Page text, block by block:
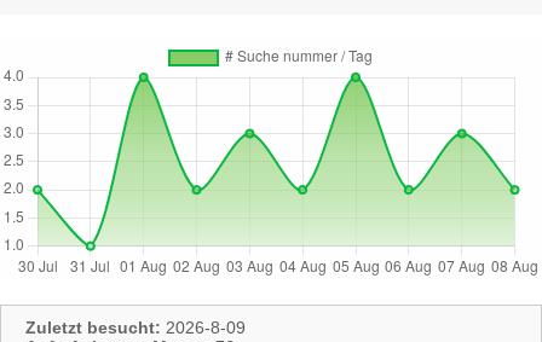
Zuletzt besucht: 2026-8-09